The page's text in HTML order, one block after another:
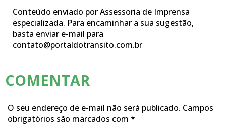
Conteúdo enviado por Assessoria de Imprensa
especializada. Para encaminhar a sua sugestão,
basta enviar e-mail para
contato@portaldotransito.com.br
COMENTAR
O seu endereço de e-mail não será publicado. Campos
obrigatórios são marcados com *